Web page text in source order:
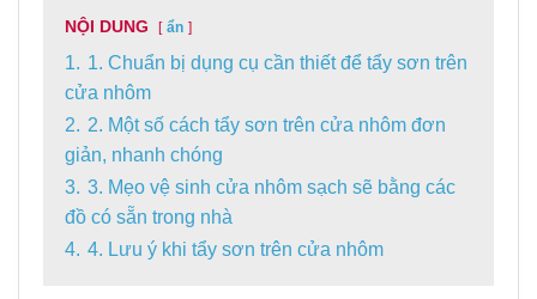
NỘI DUNG ẩn
1. 1. Chuẩn bị dụng cụ cần thiết để tẩy sơn trên
cửa nhôm
2. 2. Một số cách tẩy sơn trên cửa nhôm đơn
giản, nhanh chóng
3. 3. Mẹo vệ sinh cửa nhôm sạch sẽ bằng các
đồ có sẵn trong nhà
4. 4. Lưu ý khi tẩy sơn trên cửa nhôm